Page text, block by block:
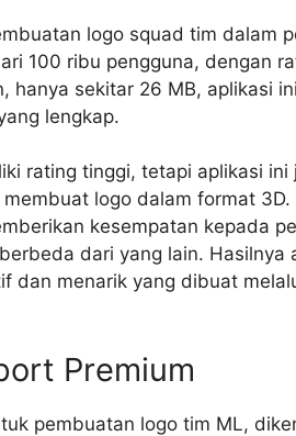
logo squad tim dalam
100 ribu pengguna, dengan
hanya sekitar 26 MB, aplikasi
lengkap.
rating tinggi, tetapi aplikasi
logo dalam format
kesempatan kepada
dari yang lain. Hasilnya
dan menarik yang dibuat
Premium
pembuatan logo tim ML,